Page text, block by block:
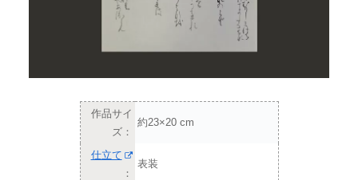
作品サイ
ズ：
約23×20 cm
仕立て
：
表装